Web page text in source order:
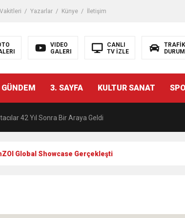
Yazarlar Künye İletişim
VIDEO
GALERI
CANLI
TV İZLE
TRAFİK
3. SAYFA KULTUR SANAT
Tanıdığı İsim: Abdulrezak Kaldan Torbalı Yolunda
42 Yıl Sonra Bir Araya Geldi
Global Showcase Gerçekleşti